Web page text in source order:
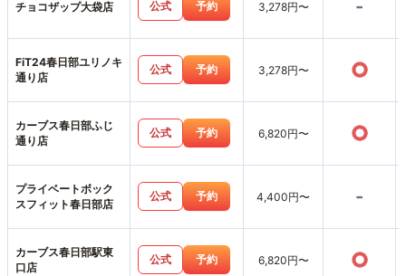
チョコザップ大袋店 公式 予約 3,278円〜 -
FiT24春日部ユリノキ
通り店
公式 予約 3,278円〜 ○
カーブス春日部ふじ
通り店
公式 予約 6,820円〜 ○
プライベートボック
スフィット春日部店
公式 予約 4,400円〜 -
カーブス春日部駅東
口店
公式 予約 6,820円〜 ○